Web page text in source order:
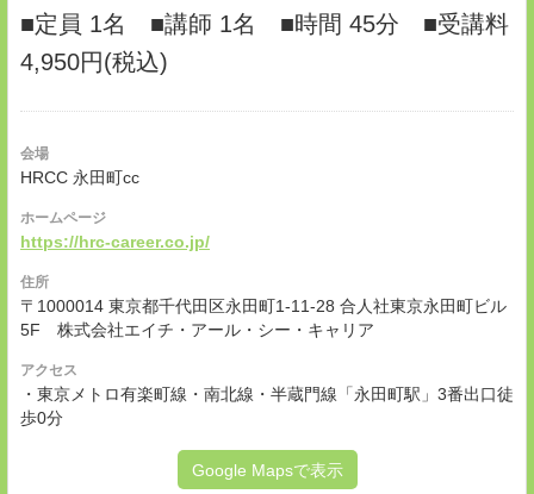
■定員 1名 ■講師 1名 ■時間 45分 ■受講料
4,950円(税込)
会場
HRCC 永田町cc
ホームページ
https://hrc-career.co.jp/
住所
〒1000014 東京都千代田区永田町1-11-28 合人社東京永田町ビル
5F 株式会社エイチ・アール・シー・キャリア
アクセス
・東京メトロ有楽町線・南北線・半蔵門線「永田町駅」3番出口徒
歩0分
Google Mapsで表示